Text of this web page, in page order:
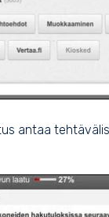
antaa